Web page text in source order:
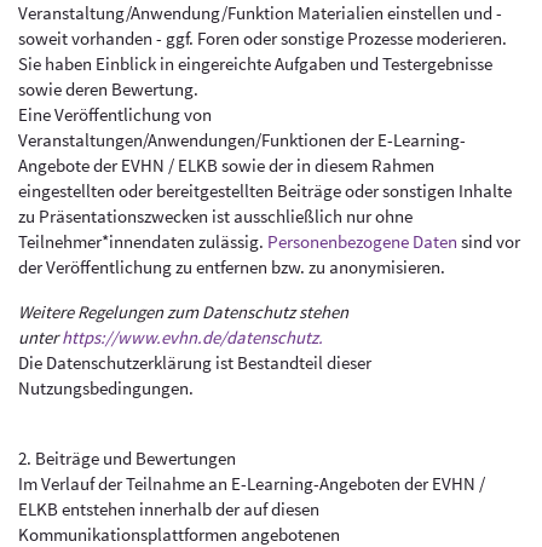
Veranstaltung/Anwendung/Funktion Materialien einstellen und -
soweit vorhanden - ggf. Foren oder sonstige Prozesse moderieren.
Sie haben Einblick in eingereichte Aufgaben und Testergebnisse
sowie deren Bewertung.
Eine Veröffentlichung von
Veranstaltungen/Anwendungen/Funktionen der E-Learning-
Angebote der EVHN / ELKB sowie der in diesem Rahmen
eingestellten oder bereitgestellten Beiträge oder sonstigen Inhalte
zu Präsentationszwecken ist ausschließlich nur ohne
Teilnehmer*innendaten zulässig. Personenbezogene Daten sind vor
der Veröffentlichung zu entfernen bzw. zu anonymisieren.
Weitere Regelungen zum Datenschutz stehen
unterhttps://www.evhn.de/datenschutz.
Die Datenschutzerklärung ist Bestandteil dieser
Nutzungsbedingungen.
2. Beiträge und Bewertungen
Im Verlauf der Teilnahme an E-Learning-Angeboten der EVHN /
ELKB entstehen innerhalb der auf diesen
Kommunikationsplattformen angebotenen